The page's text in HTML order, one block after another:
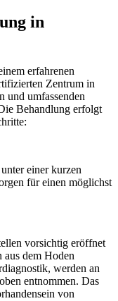
in
erfahrenen
Zentrum in
und umfassenden
Behandlung erfolgt
einer kurzen
für einen möglichst
vorsichtig eröffnet
aus dem Hoden
werden an
entnommen. Das
von